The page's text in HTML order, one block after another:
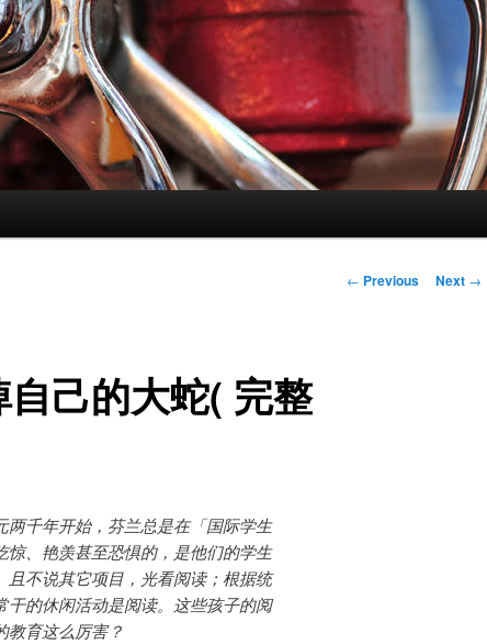
Post
← Previous Next →
己的大蛇( 完整
千年开始，芬兰总是在「国际学生
、艳羡甚至恐惧的，是他们的学生
不说其它项目，光看阅读；根据统
的休闲活动是阅读。这些孩子的阅
教育这么厉害？